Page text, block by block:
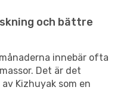
och bättre
innebär ofta
Det är det
Kizhuyak som en